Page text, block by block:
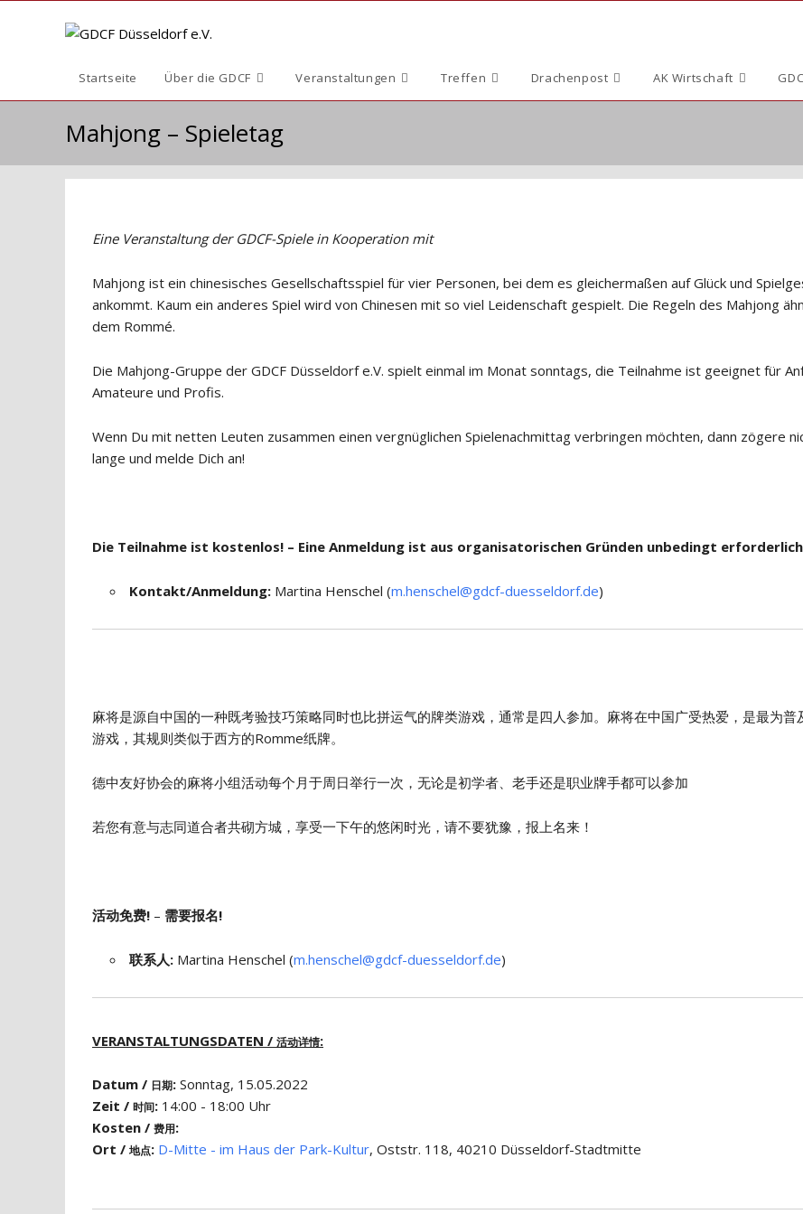
Startseite Über die GDCF Veranstaltungen Treffen Drachenpost AK Wirtschaft
Mahjong – Spieletag
Eine Veranstaltung der GDCF-Spiele in Kooperation mit
Mahjong ist ein chinesisches Gesellschaftsspiel für vier Personen, bei dem es gleichermaßen auf Glück und
ankommt. Kaum ein anderes Spiel wird von Chinesen mit so viel Leidenschaft gespielt. Die Regeln des Mahjong
dem Rommé.
Die Mahjong-Gruppe der GDCF Düsseldorf e.V. spielt einmal im Monat sonntags, die Teilnahme ist geeignet für
Amateure und Profis.
Wenn Du mit netten Leuten zusammen einen vergnüglichen Spielenachmittag verbringen möchten, dann zögere
lange und melde Dich an!
Die Teilnahme ist kostenlos! – Eine Anmeldung ist aus organisatorischen Gründen unbedingt
Kontakt/Anmeldung: Martina Henschel (m.henschel@gdcf-duesseldorf.de)
麻将是源自中国的一种既考验技巧策略同时也比拼运气的牌类游戏，通常是四人参加。麻将在中国广受热爱，是最为普
游戏，其规则类似于西方的Romme纸牌。
德中友好协会的麻将小组活动每个月于周日举行一次，无论是初学者、老手还是职业牌手都可以参加
若您有意与志同道合者共砌方城，享受一下午的悠闲时光，请不要犹豫，报上名来！
活动免费! – 需要报名!
联系人: Martina Henschel (m.henschel@gdcf-duesseldorf.de)
VERANSTALTUNGSDATEN / 活动详情:
Datum / 日期: Sonntag, 15.05.2022
Zeit / 时间: 14:00 - 18:00 Uhr
Kosten / 费用:
Ort / 地点: D-Mitte - im Haus der Park-Kultur, Oststr. 118, 40210 Düsseldorf-Stadtmitte